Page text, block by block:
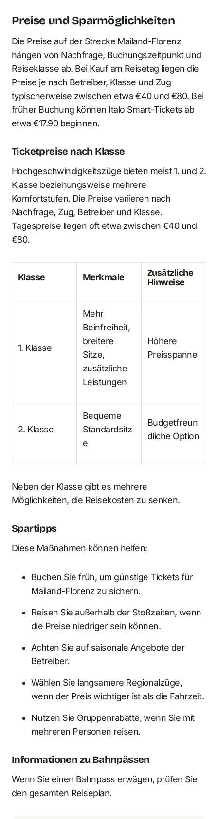
Preise und Sparmöglichkeiten
Die Preise auf der Strecke Mailand-Florenz
hängen von Nachfrage, Buchungszeitpunkt und
Reiseklasse ab. Bei Kauf am Reisetag liegen die
Preise je nach Betreiber, Klasse und Zug
typischerweise zwischen etwa €40 und €80. Bei
früher Buchung können Italo Smart-Tickets ab
etwa €17.90 beginnen.
Ticketpreise nach Klasse
Hochgeschwindigkeitszüge bieten meist 1. und 2.
Klasse beziehungsweise mehrere
Komfortstufen. Die Preise variieren nach
Nachfrage, Zug, Betreiber und Klasse.
Tagespreise liegen oft etwa zwischen €40 und
€80.
Klasse Merkmale
Zusätzliche
Hinweise
1. Klasse
Mehr
Beinfreiheit,
breitere
Sitze,
zusätzliche
Leistungen
Höhere
Preisspanne
2. Klasse
Bequeme
Standardsitz
e
Budgetfreun
dliche Option
Neben der Klasse gibt es mehrere
Möglichkeiten, die Reisekosten zu senken.
Spartipps
Diese Maßnahmen können helfen:
Buchen Sie früh, um günstige Tickets für
Mailand-Florenz zu sichern.
Reisen Sie außerhalb der Stoßzeiten, wenn
die Preise niedriger sein können.
Achten Sie auf saisonale Angebote der
Betreiber.
Wählen Sie langsamere Regionalzüge,
wenn der Preis wichtiger ist als die Fahrzeit.
Nutzen Sie Gruppenrabatte, wenn Sie mit
mehreren Personen reisen.
Informationen zu Bahnpässen
Wenn Sie einen Bahnpass erwägen, prüfen Sie
den gesamten Reiseplan.